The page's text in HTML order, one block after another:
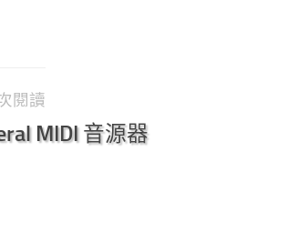
閱讀
MIDI 音源器